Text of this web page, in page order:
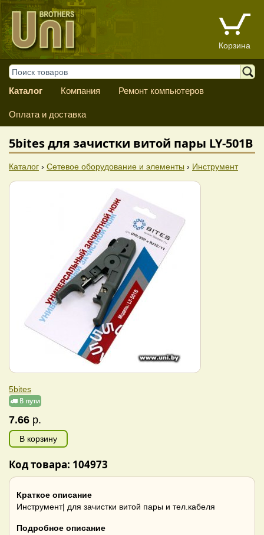
Корзина
Каталог Компания Ремонт компьютеров
Оплата и доставка
5bites для зачистки витой пары LY-501B
Каталог › Сетевое оборудование и элементы › Инструмент
5bites
7.66 р.
В корзину
Код товара: 104973
Краткое описание
Инструмент| для зачистки витой пары и тел.кабеля
Подробное описание